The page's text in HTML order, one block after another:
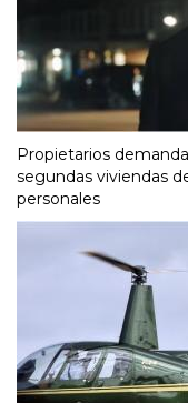
Propietarios
segundas viviendas
personales